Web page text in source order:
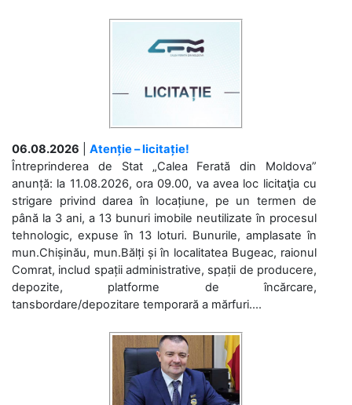
06.08.2026
Atenție – licitație!
Întreprinderea de Stat „Calea Ferată din Moldova”
anunță: la 11.08.2026, ora 09.00, va avea loc licitaţia cu
strigare privind darea în locațiune, pe un termen de
până la 3 ani, a 13 bunuri imobile neutilizate în procesul
tehnologic, expuse în 13 loturi. Bunurile, amplasate în
mun.Chișinău, mun.Bălți și în localitatea Bugeac, raionul
Comrat, includ spații administrative, spații de producere,
depozite, platforme de încărcare,
tansbordare/depozitare temporară a mărfuri....